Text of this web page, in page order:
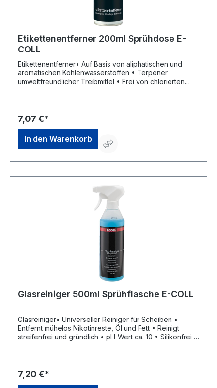
Etikettenentferner 200ml Sprühdose E-
COLL
Etikettenentferner• Auf Basis von aliphatischen und
aromatischen Kohlenwasserstoffen • Terpener
umweltfreundlicher Treibmittel • Frei von chlorierten
Etikettenleim • Gutes Lösungsvermögen bei Silikonen,
Kaugummi, Wachs und Beschichtungen • Schonende
Entfettung von OberflächenSignalwort: Gefahr
Gefahrenhinweise: H229: Behälter steht unter Druck:
Kann bei Erwärmung bersten;H411: Giftig für
Wasserorganismen, mit langfristiger Wirkung;H317: Kann
Verursacht Hautreizungen;H222: Extrem entzündbares
AerosolHersteller: Einkaufsbüro Deutscher Eisenhändler
GmbH, EDE Platz 1, 42389 Wuppertal, DE, +4920260960,
7,07 €*
In den Warenkorb
Glasreiniger 500ml Sprühflasche E-COLL
Glasreiniger• Universeller Reiniger für Scheiben •
Entfernt mühelos Nikotinreste, Öl und Fett • Reinigt
streifenfrei und gründlich • pH-Wert ca. 10 • Silikonfrei •
GmbH, EDE Platz 1, 42389 Wuppertal, DE, +4920260960,
webkontakt@ede.de
7,20 €*